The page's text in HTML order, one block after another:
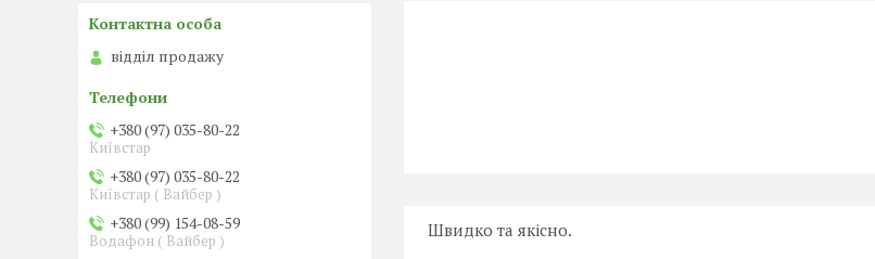
Швидко та якісно.
відділ продажу
+380 (97) 035-80-22
Київстар
+380 (97) 035-80-22
Київстар ( Вайбер )
+380 (99) 154-08-59
Водафон ( Вайбер )